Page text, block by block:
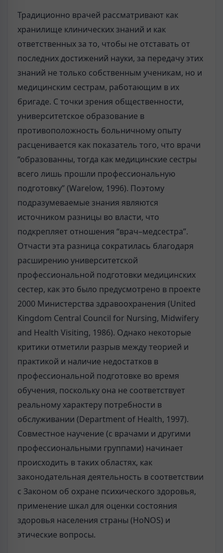
Традиционно врачей рассматривают как
хранилище клинических знаний и как
ответственных за то, чтобы не отставать от
последних достижений науки, за передачу этих
знаний не только собственным ученикам, но и
медицинским сестрам, работающим в их
бригаде. С точки зрения общественности,
университетское образование в
противоположность больничному опыту
расценивается как показатель того, что врачи
“образованны, тогда как медицинские сестры
всего лишь прошли профессиональную
подготовку” (Warelow, 1996). Поэтому
подразумеваемые знания являются
источником разницы во власти, что
подкрепляет отношения “врач–медсестра”.
Отчасти эта разница сократилась благодаря
расширению университетской
профессиональной подготовки медицинских
сестер, как это было предусмотрено в проекте
2000 Министерства здравоохранения (United
Kingdom Central Council for Nursing, Midwifery
and Health Visiting, 1986). Однако некоторые
критики отметили разрыв между теорией и
практикой и наличие недостатков в
профессиональной подготовке во время
обучения, поскольку она не соответствует
реальному характеру потребности в
обслуживании (Department of Health, 1997).
Совместное научение (с врачами и другими
профессиональными группами) начинает
происходить в таких областях, как
законодательная деятельность в соответствии
с Законом об охране психического здоровья,
применение шкал для оценки состояния
здоровья населения страны (HoNOS) и
этические вопросы.